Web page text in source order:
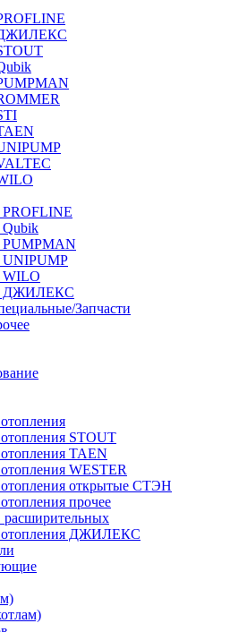
ДЖИЛЕКС
PROFLINE
Qubik
PUMPMAN
UNIPUMP
WILO
ДЖИЛЕКС
Запчасти
STOUT
TAEN
WESTER
открытые СТЭН
прочее
отопления ДЖИЛЕКС